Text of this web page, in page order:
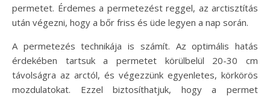
permetet. Érdemes a permetezést reggel, az arctisztítás
után végezni, hogy a bőr friss és üde legyen a nap során.
A permetezés technikája is számít. Az optimális hatás
érdekében tartsuk a permetet körülbelül 20-30 cm
távolságra az arctól, és végezzünk egyenletes, körkörös
mozdulatokat. Ezzel biztosíthatjuk, hogy a permet